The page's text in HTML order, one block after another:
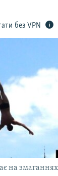
без VPN
на